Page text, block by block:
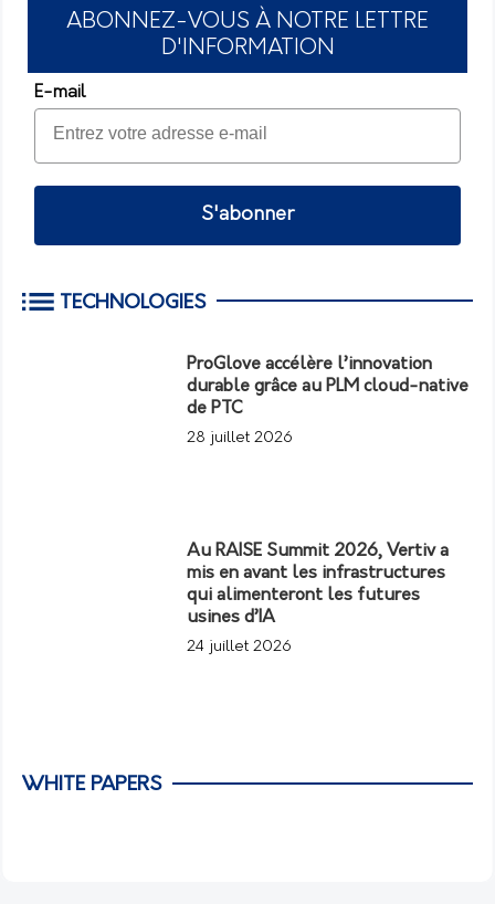
ABONNEZ-VOUS À NOTRE LETTRE
D'INFORMATION
E-mail
S'abonner
TECHNOLOGIES
ProGlove accélère l’innovation
durable grâce au PLM cloud-native
de PTC
28 juillet 2026
Au RAISE Summit 2026, Vertiv a
mis en avant les infrastructures
qui alimenteront les futures
usines d’IA
24 juillet 2026
WHITE PAPERS